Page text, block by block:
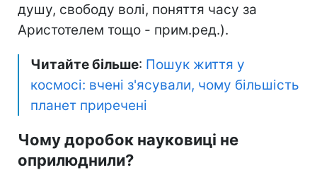
душу, свободу волі, поняття часу за
Аристотелем тощо - прим.ред.).
Читайте більше: Пошук життя у
космосі: вчені з'ясували, чому більшість
планет приречені
Чому доробок науковиці не
оприлюднили?